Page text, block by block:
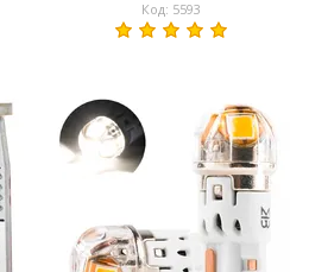
Код: 5593